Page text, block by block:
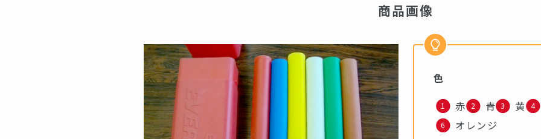
商品画像
色
赤
青
黄
オレンジ